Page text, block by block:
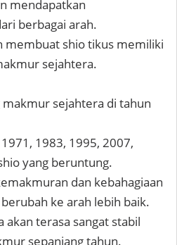
mendapatkan
berbagai arah.
membuat shio tikus memiliki
sejahtera.
makmur sejahtera di tahun
1983, 1995, 2007,
yang beruntung.
dan kebahagiaan
ke arah lebih baik.
akan terasa sangat stabil
sepanjang tahun.